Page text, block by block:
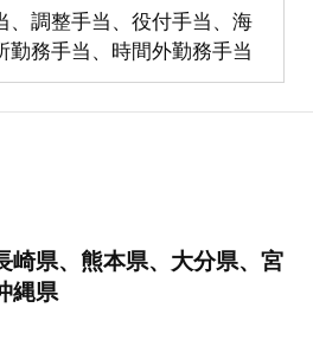
、調整手当、役付手当、海
勤務手当、時間外勤務手当
崎県、熊本県、大分県、宮
縄県